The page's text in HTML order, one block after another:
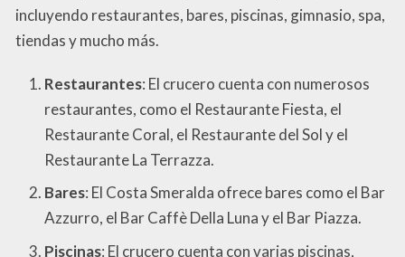
incluyendo restaurantes, bares, piscinas, gimnasio, spa,
tiendas y mucho más.
Restaurantes: El crucero cuenta con numerosos
restaurantes, como el Restaurante Fiesta, el
Restaurante Coral, el Restaurante del Sol y el
Restaurante La Terrazza.
Bares: El Costa Smeralda ofrece bares como el Bar
Azzurro, el Bar Caffè Della Luna y el Bar Piazza.
Piscinas: El crucero cuenta con varias piscinas,